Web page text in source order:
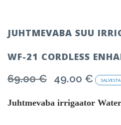
JUHTMEVABA SUU
WF-21 CORDLESS
69.00€
Algne
oli:
49.00 € Current
is:
SALVESTA
Juhtmevaba irrigaator